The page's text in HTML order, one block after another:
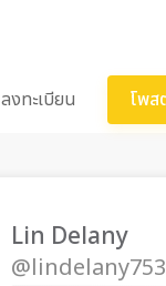
ลงทะเบียน โพ
Lin Delany